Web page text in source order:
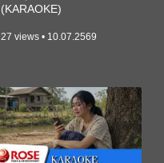
(KARAOKE)
27 views • 10.07.2569